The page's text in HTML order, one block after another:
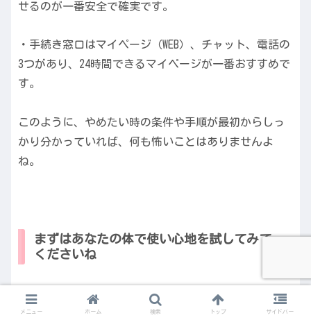
せるのが一番安全で確実です。
・手続き窓口はマイページ（WEB）、チャット、電話の
3つがあり、24時間できるマイページが一番おすすめで
す。
このように、やめたい時の条件や手順が最初からしっ
かり分かっていれば、何も怖いことはありませんよ
ね。
まずはあなたの体で使い心地を試してみて
くださいね
AFCのオメガ3は、回数縛りなどの隠れたルールがな
く、ユーザーにとても優しい仕組みになっています。
メニュー ホーム 検索 トップ サイドバー